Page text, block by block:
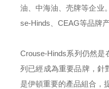
油、中海油、壳牌等企业
se-Hinds
CEAG等品牌
Crouse-Hinds系列仍然是
列已經成為重要品牌，針
是伊頓重要的產品組合，